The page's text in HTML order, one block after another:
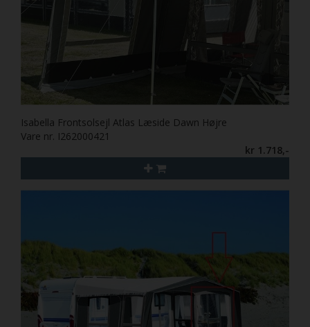
Isabella Frontsolsejl Atlas Læside Dawn Højre
Vare nr. I262000421
kr 1.718,-